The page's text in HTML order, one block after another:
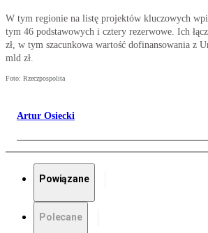
W tym regionie na listę projektów kluczowych
tym 46 podstawowych i cztery rezerwowe. Ich
zł, w tym szacunkowa wartość dofinansowania z
mld zł.
Foto: Rzeczpospolita
Artur Osiecki
Powiązane
Polecane